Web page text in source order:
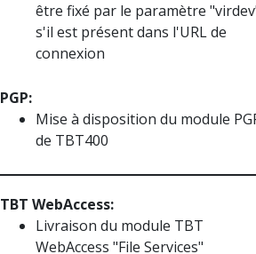
être fixé par le paramètre
s'il est présent dans l'URL de
connexion
PGP:
Mise à disposition du module
de TBT400
TBT WebAccess:
Livraison du module TBT
WebAccess "File Services"